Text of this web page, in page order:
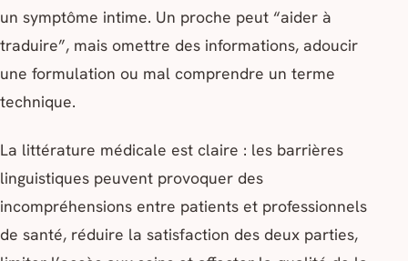
un symptôme intime. Un proche peut “aider à
traduire”, mais omettre des informations, adoucir
une formulation ou mal comprendre un terme
technique.
La littérature médicale est claire : les barrières
linguistiques peuvent provoquer des
incompréhensions entre patients et professionnels
de santé, réduire la satisfaction des deux parties,